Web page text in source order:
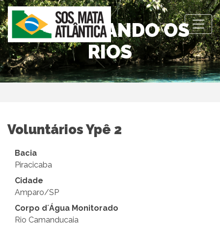
OBSERVANDO OS
RIOS
Voluntários Ypê 2
Bacia
Piracicaba
Cidade
Amparo/SP
Corpo d´Água Monitorado
Rio Camanducaia